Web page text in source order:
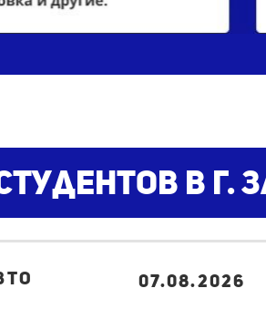
в г.
07.08.2026